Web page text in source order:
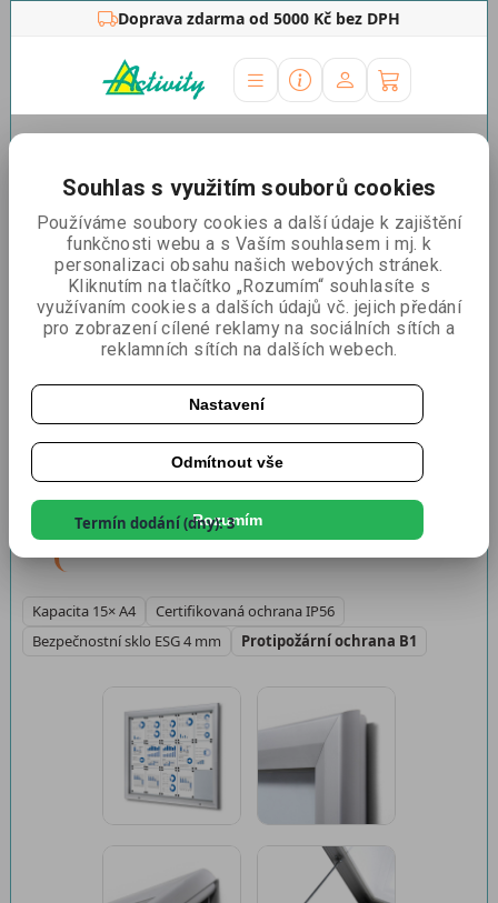
Doprava zdarma od 5000 Kč bez DPH
Venkovní informační vitrína,
ocelová záda, 15xA4
Katalogové číslo:VIVO15A4
Termín dodání (dny): 3
Dostupnost:Skladem 45 ks
Kapacita 15× A4
Certifikovaná ochrana IP56
Bezpečnostní sklo ESG 4 mm
Protipožární ochrana B1
Souhlas s využitím souborů cookies
Používáme soubory cookies a další údaje k zajištění
funkčnosti webu a s Vaším souhlasem i mj. k
personalizaci obsahu našich webových stránek.
Kliknutím na tlačítko „Rozumím“ souhlasíte s
využívaním cookies a dalších údajů vč. jejich předání
pro zobrazení cílené reklamy na sociálních sítích a
reklamních sítích na dalších webech.
Nastavení
Odmítnout vše
Rozumím